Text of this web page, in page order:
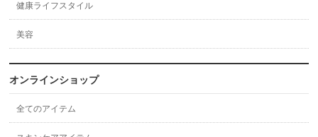
健康ライフスタイル
美容
オンラインショップ
全てのアイテム